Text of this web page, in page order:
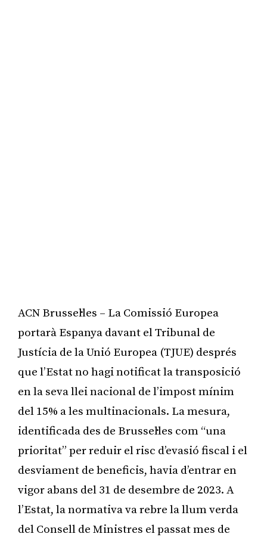
ACN Brussel·les – La Comissió Europea
portarà Espanya davant el Tribunal de
Justícia de la Unió Europea (TJUE) després
que l’Estat no hagi notificat la transposició
en la seva llei nacional de l’impost mínim
del 15% a les multinacionals. La mesura,
identificada des de Brussel·les com “una
prioritat” per reduir el risc d’evasió fiscal i el
desviament de beneficis, havia d’entrar en
vigor abans del 31 de desembre de 2023. A
l’Estat, la normativa va rebre la llum verda
del Consell de Ministres el passat mes de